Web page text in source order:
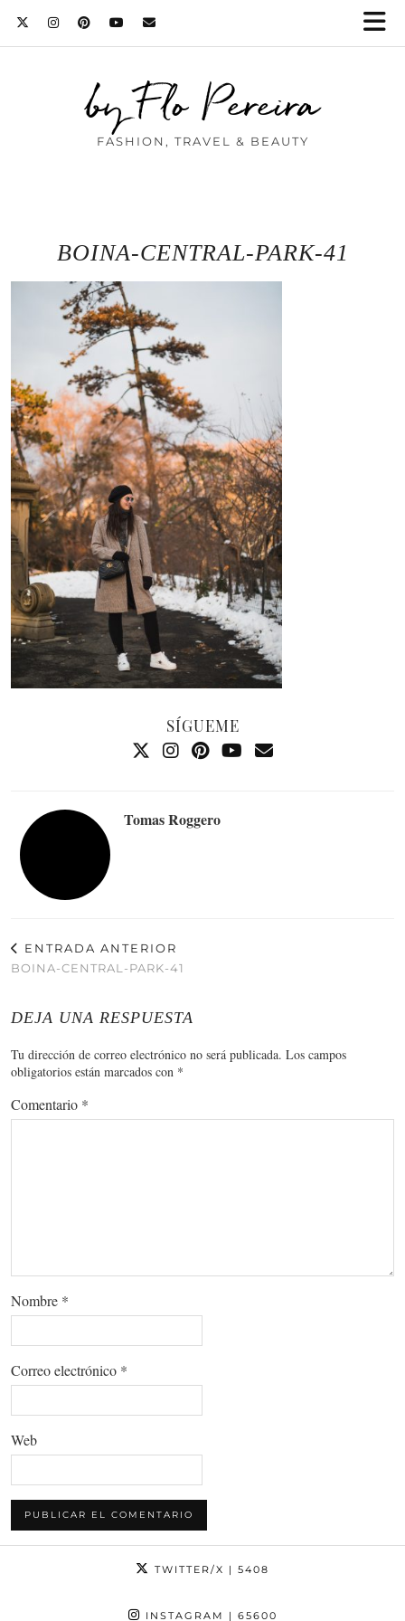
by Flo Pereira
FASHION, TRAVEL & BEAUTY
BOINA-CENTRAL-PARK-41
SÍGUEME
Tomas Roggero
ENTRADA ANTERIOR
BOINA-CENTRAL-PARK-41
DEJA UNA RESPUESTA
Tu dirección de correo electrónico no será publicada. Los campos
obligatorios están marcados con *
Comentario *
Nombre *
Correo electrónico *
Web
TWITTER/X | 5408
INSTAGRAM | 65600